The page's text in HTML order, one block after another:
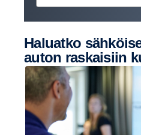
Haluatko sähköisen kuorma-​
auton raskai­siin